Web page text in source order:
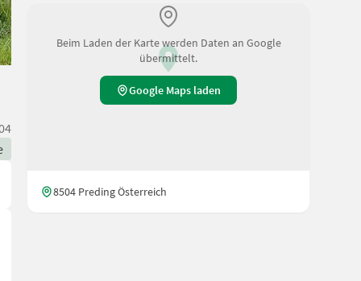
Beim Laden der Karte werden Daten an Google
übermittelt.
Google Maps laden
8504 Preding Österreich